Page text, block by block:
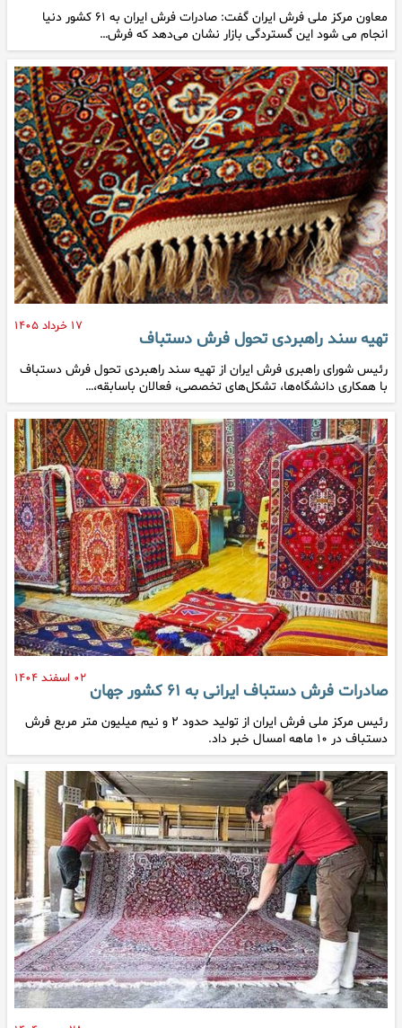
معاون مرکز ملی فرش ایران گفت: صادرات فرش ایران به ۶۱ کشور دنیا
انجام می شود این گستردگی بازار نشان می‌دهد که فرش…
۱۷ خرداد ۱۴۰۵
تهیه سند راهبردی تحول فرش دستباف
رئیس شورای راهبری فرش ایران از تهیه سند راهبردی تحول فرش دستباف
با همکاری دانشگاه‌ها، تشکل‌های تخصصی، فعالان باسابقه،…
۰۲ اسفند ۱۴۰۴
صادرات فرش دستباف ایرانی به ۶۱ کشور جهان
رئیس مرکز ملی فرش ایران از تولید حدود ۲ و نیم میلیون متر مربع فرش
دستباف در ۱۰ ماهه امسال خبر داد.